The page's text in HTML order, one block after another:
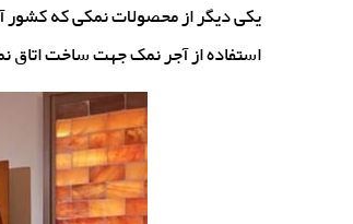
یکی دیگر از محصولات نمکی که کشور
استفاده از آجر نمک جهت ساخت اتاق